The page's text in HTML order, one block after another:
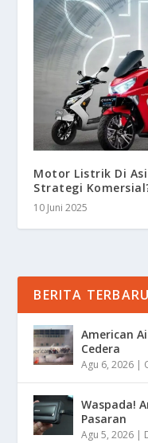
Motor Listrik Di
Strategi
10 Juni 2025
BERITA TERBARU
American
Cedera
Agu 6, 2026 |
Waspada!
Pasaran
Agu 5, 2026 |